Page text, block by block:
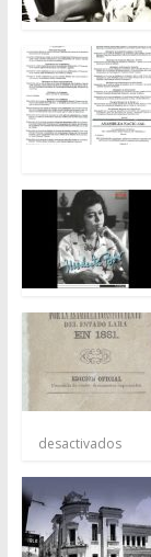
desactivados